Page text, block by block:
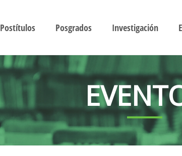
Postítulos Posgrados Investigación